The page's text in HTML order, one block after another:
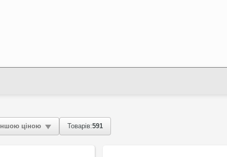
ціною Товарів:591